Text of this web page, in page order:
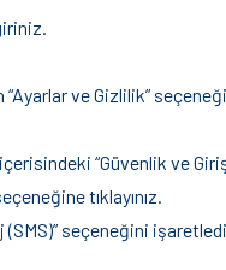
ve Gizlilik”
“Güvenlik ve
tıklayınız.
seçeneğini